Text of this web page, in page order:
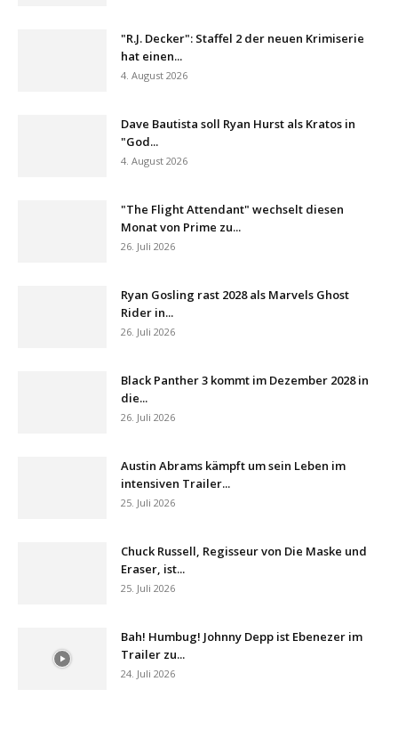
"R.J. Decker": Staffel 2 der neuen Krimiserie
hat einen...
4. August 2026
Dave Bautista soll Ryan Hurst als Kratos in
"God...
4. August 2026
"The Flight Attendant" wechselt diesen
Monat von Prime zu...
26. Juli 2026
Ryan Gosling rast 2028 als Marvels Ghost
Rider in...
26. Juli 2026
Black Panther 3 kommt im Dezember 2028 in
die...
26. Juli 2026
Austin Abrams kämpft um sein Leben im
intensiven Trailer...
25. Juli 2026
Chuck Russell, Regisseur von Die Maske und
Eraser, ist...
25. Juli 2026
Bah! Humbug! Johnny Depp ist Ebenezer im
Trailer zu...
24. Juli 2026